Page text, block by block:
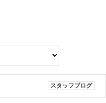
スタッフブログ